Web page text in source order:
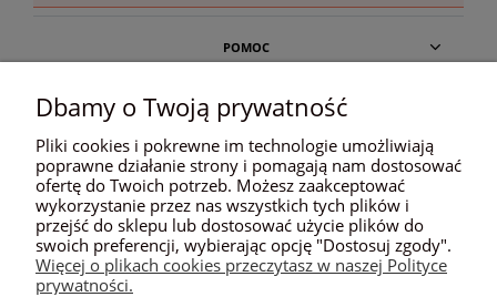
POMOC
MOJE KONTO
PŁATNOŚCI I DOSTAWA
INFORMACJE
O NAS
Dbamy o Twoją prywatność
Pliki cookies i pokrewne im technologie umożliwiają
poprawne działanie strony i pomagają nam dostosować
ofertę do Twoich potrzeb. Możesz zaakceptować
wykorzystanie przez nas wszystkich tych plików i
przejść do sklepu lub dostosować użycie plików do
swoich preferencji, wybierając opcję "Dostosuj zgody".
Więcej o plikach cookies przeczytasz w naszej Polityce
prywatności.